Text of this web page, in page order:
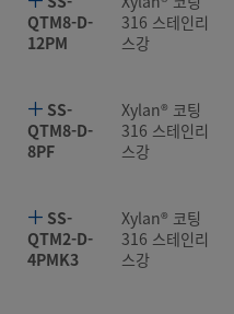
QTM8-D-
12PM
316 스테인리
스강
SS-
QTM8-D-
8PF
Xylan® 코팅
316 스테인리
스강
SS-
QTM2-D-
4PMK3
Xylan® 코팅
316 스테인리
스강